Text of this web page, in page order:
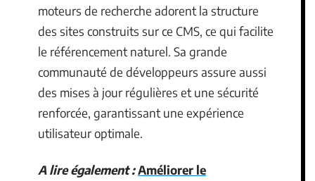
moteurs de recherche adorent la structure
des sites construits sur ce CMS, ce qui facilite
le référencement naturel. Sa grande
communauté de développeurs assure aussi
des mises à jour régulières et une sécurité
renforcée, garantissant une expérience
utilisateur optimale.
A lire également :Améliorer le